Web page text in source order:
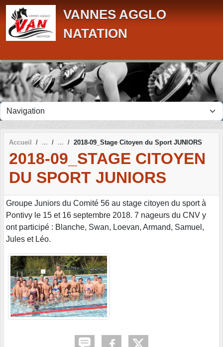
VANNES AGGLO
NATATION
Accueil 2018-09_Stage Citoyen du Sport JUNIORS
2018-09_STAGE CITOYEN
DU SPORT JUNIORS
Groupe Juniors du Comité 56 au stage citoyen du sport à
Pontivy le 15 et 16 septembre 2018. 7 nageurs du CNV y
ont participé : Blanche, Swan, Loevan, Armand, Samuel,
Jules et Léo.
Panneau de gestion des cookies